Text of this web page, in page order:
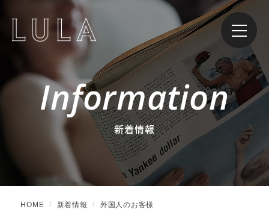
Information
新着情報
HOME 新着情報 外国人のお客様